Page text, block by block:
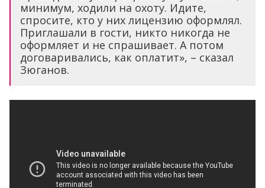
минимум, ходили на охоту. Идите,
спросите, кто у них лицензию оформлял.
Приглашали в гости, никто никогда не
оформляет и не спрашивает. А потом
договаривались, как оплатит», – сказал
Зюганов.